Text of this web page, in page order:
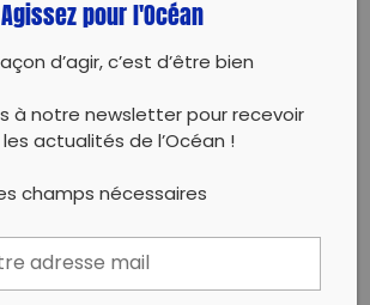
Agissez pour l'Océan
d’agir, c’est d’être bien
à notre newsletter pour recevoir
actualités de l’Océan !
champs nécessaires